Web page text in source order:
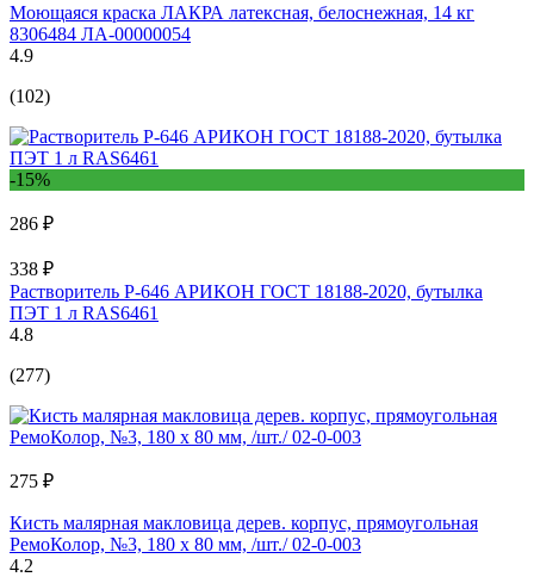
Моющаяся краска ЛАКРА латексная, белоснежная, 14 кг
8306484 ЛА-00000054
4.9
(102)
-15%
286 ₽
338 ₽
Растворитель Р-646 АРИКОН ГОСТ 18188-2020, бутылка
ПЭТ 1 л RAS6461
4.8
(277)
275 ₽
Кисть малярная макловица дерев. корпус, прямоугольная
РемоКолор, №3, 180 х 80 мм, /шт./ 02-0-003
4.2